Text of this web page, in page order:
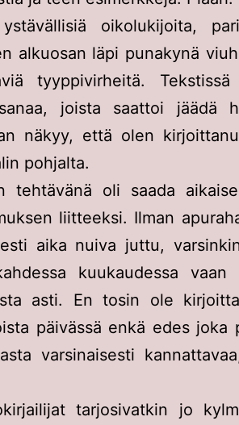
oikolukijoita,
alkuosan läpi punakynä
tyyppivirheitä.
sanaa, joista saattoi jäädä
näkyy, että olen
pohjalta.
tehtävänä oli saada
liitteeksi. Ilman
aika nuiva juttu,
kuukaudessa
asti. En tosin ole
päivässä enkä edes joka
varsinaisesti
tarjosivatkin jo